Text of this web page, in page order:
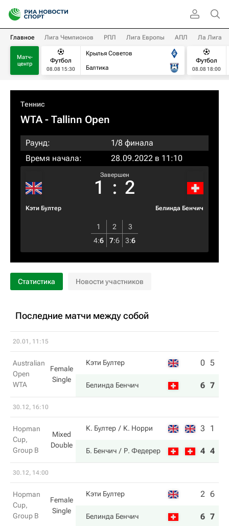
Главное Лига Чемпионов РПЛ Лига Европы АПЛ Ла Лига
Матч-
центр
Футбол
08.08 15:30
Крылья Советов
Балтика
Футбол
08.08 18:00
Теннис
WTA- Tallinn Open
Раунд:
1/8 финала
Время начала:
28.09.2022 в 11:10
Кэти Бултер
Завершен
1 : 2
Белинда Бенчич
1 2
3
4:6 7:6 3:6
Статистика Новости участников
Последние матчи между собой
20.01, 11:15
Australian
Open
WTA
Female
Single
Кэти Бултер 0 5
Белинда Бенчич 6 7
30.12, 16:10
Hopman
Cup,
Group B
Mixed
Double
К. Бултер К. Норри 3 1
Б. Бенчич Р. Федерер 4 4
30.12, 14:00
Hopman
Cup,
Group B
Female
Single
Кэти Бултер 2 6
Белинда Бенчич 6 7